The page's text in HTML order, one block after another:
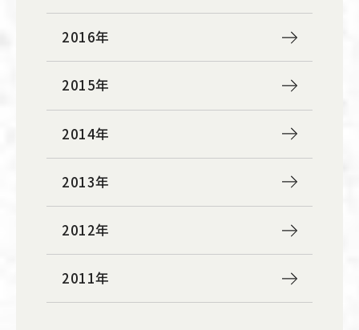
2016年
2015年
2014年
2013年
2012年
2011年